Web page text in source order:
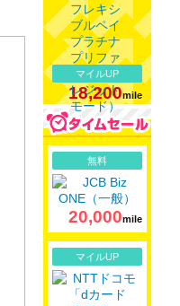
マイルUP
18,200mile
無料
20,000mile
マイルUP